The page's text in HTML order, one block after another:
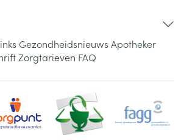
Gezondheidsnieuws Apotheker
Zorgtarieven FAQ